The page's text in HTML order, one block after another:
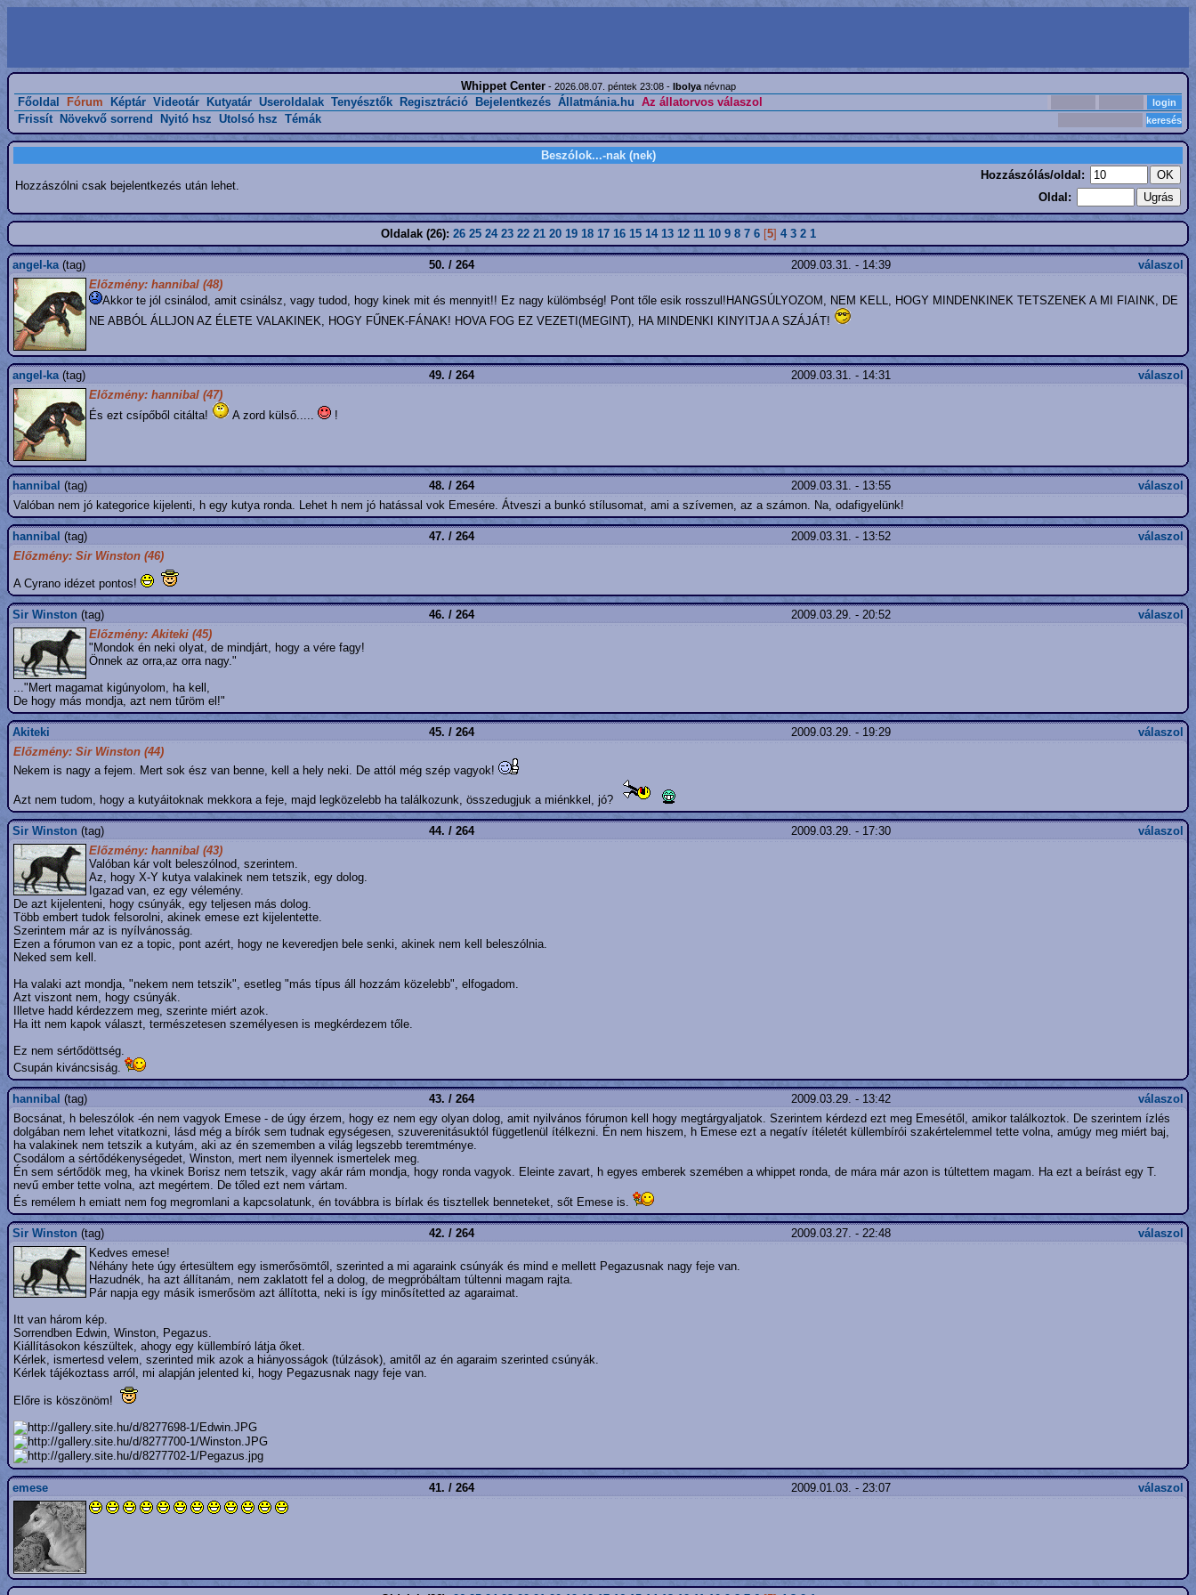
Whippet Center- 2026.08.07. péntek 23:08 - Ibolya névnap
Főoldal Fórum Képtár Videotár Kutyatár Useroldalak Tenyésztők Regisztráció Bejelentkezés Állatmánia.hu Az állatorvos válaszol
Frissít
Növekvő sorrend Nyitó hsz Utolsó hsz Témák
Beszólok...-nak (nek)
Hozzászólni csak bejelentkezés után lehet.
Hozzászólás/oldal:
Oldal:
Oldalak (26): 26 25 24 23 22 21 20 19 18 17 16 15 14 13 12 11 10 9 8 7 6 [5] 4 3 2 1
angel-ka(tag) 50. / 264 2009.03.31. - 14:39
válaszol
Előzmény: hannibal (48)
Akkor te jól csinálod, amit csinálsz, vagy tudod, hogy kinek mit és mennyit!! Ez nagy külömbség! Pont tőle esik rosszul!HANGSÚLYOZOM, NEM KELL, HOGY MINDENKINEK TETSZENEK A MI FIAINK, DE
NE ABBÓL ÁLLJON AZ ÉLETE VALAKINEK, HOGY FŰNEK-FÁNAK! HOVA FOG EZ VEZETI(MEGINT), HA MINDENKI KINYITJA A SZÁJÁT!
angel-ka(tag) 49. / 264 2009.03.31. - 14:31
válaszol
Előzmény: hannibal (47)
És ezt csípőből citálta!
A zord külső..... !
hannibal (tag) 48. / 264 2009.03.31. - 13:55
válaszol
Valóban nem jó kategorice kijelenti, h egy kutya ronda. Lehet h nem jó hatással vok Emesére. Átveszi a bunkó stílusomat, ami a szívemen, az a számon. Na, odafigyelünk!
hannibal (tag) 47. / 264 2009.03.31. - 13:52
válaszol
Előzmény: Sir Winston (46)
A Cyrano idézet pontos!
Sir Winston (tag) 46. / 264 2009.03.29. - 20:52
válaszol
Előzmény: Akiteki (45)
"Mondok én neki olyat, de mindjárt, hogy a vére fagy!
Önnek az orra,az orra nagy."
..."Mert magamat kigúnyolom, ha kell,
De hogy más mondja, azt nem tűröm el!"
Akiteki 45. / 264 2009.03.29. - 19:29
válaszol
Előzmény: Sir Winston (44)
Nekem is nagy a fejem. Mert sok ész van benne, kell a hely neki. De attól még szép vagyok!
Azt nem tudom, hogy a kutyáitoknak mekkora a feje, majd legközelebb ha találkozunk, összedugjuk a miénkkel, jó?
Sir Winston (tag) 44. / 264 2009.03.29. - 17:30
válaszol
Előzmény: hannibal (43)
Valóban kár volt beleszólnod, szerintem.
Az, hogy X-Y kutya valakinek nem tetszik, egy dolog.
Igazad van, ez egy vélemény.
De azt kijelenteni, hogy csúnyák, egy teljesen más dolog.
Több embert tudok felsorolni, akinek emese ezt kijelentette.
Szerintem már az is nyílvánosság.
Ezen a fórumon van ez a topic, pont azért, hogy ne keveredjen bele senki, akinek nem kell beleszólnia.
Neked sem kell.
Ha valaki azt mondja, "nekem nem tetszik", esetleg "más típus áll hozzám közelebb", elfogadom.
Azt viszont nem, hogy csúnyák.
Illetve hadd kérdezzem meg, szerinte miért azok.
Ha itt nem kapok választ, természetesen személyesen is megkérdezem tőle.
Ez nem sértődöttség.
Csupán kiváncsiság.
hannibal (tag) 43. / 264 2009.03.29. - 13:42
válaszol
Bocsánat, h beleszólok -én nem vagyok Emese - de úgy érzem, hogy ez nem egy olyan dolog, amit nyilvános fórumon kell hogy megtárgyaljatok. Szerintem kérdezd ezt meg Emesétől, amikor találkoztok. De szerintem ízlés
dolgában nem lehet vitatkozni, lásd még a bírók sem tudnak egységesen, szuverenitásuktól függetlenül ítélkezni. Én nem hiszem, h Emese ezt a negatív ítéletét küllembírói szakértelemmel tette volna, amúgy meg miért baj,
ha valakinek nem tetszik a kutyám, aki az én szememben a világ legszebb teremtménye.
Csodálom a sértődékenységedet, Winston, mert nem ilyennek ismertelek meg.
Én sem sértődök meg, ha vkinek Borisz nem tetszik, vagy akár rám mondja, hogy ronda vagyok. Eleinte zavart, h egyes emberek szemében a whippet ronda, de mára már azon is túltettem magam. Ha ezt a beírást egy T.
nevű ember tette volna, azt megértem. De tőled ezt nem vártam.
És remélem h emiatt nem fog megromlani a kapcsolatunk, én továbbra is bírlak és tisztellek benneteket, sőt Emese is.
Sir Winston (tag) 42. / 264 2009.03.27. - 22:48
válaszol
Kedves emese!
Néhány hete úgy értesültem egy ismerősömtől, szerinted a mi agaraink csúnyák és mind e mellett Pegazusnak nagy feje van.
Hazudnék, ha azt állítanám, nem zaklatott fel a dolog, de megpróbáltam túltenni magam rajta.
Pár napja egy másik ismerősöm azt állította, neki is így minősítetted az agaraimat.
Itt van három kép.
Sorrendben Edwin, Winston, Pegazus.
Kiállításokon készültek, ahogy egy küllembíró látja őket.
Kérlek, ismertesd velem, szerinted mik azok a hiányosságok (túlzások), amitől az én agaraim szerinted csúnyák.
Kérlek tájékoztass arról, mi alapján jelented ki, hogy Pegazusnak nagy feje van.
Előre is köszönöm!
emese 41. / 264 2009.01.03. - 23:07 válaszol